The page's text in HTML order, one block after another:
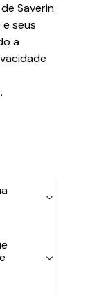
Saverin
seus
a